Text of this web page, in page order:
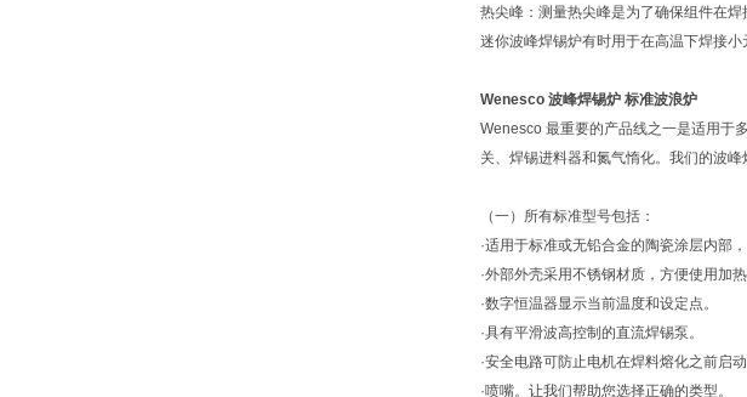
热尖峰：测量热尖峰是为了确保组件在焊
迷你波峰焊锡炉有时用于在高温下焊接
Wenesco 波峰焊锡炉 标准波浪炉
Wenesco 最重要的产品线之一是适用于
关、焊锡进料器和氮气惰化。我们的波峰
（一）所有标准型号包括：
·适用于标准或无铅合金的陶瓷涂层内部
·外部外壳采用不锈钢材质，方便使用加热
·数字恒温器显示当前温度和设定点。
·具有平滑波高控制的直流焊锡泵。
·安全电路可防止电机在焊料熔化之前启动
·喷嘴。让我们帮助您选择正确的类型。